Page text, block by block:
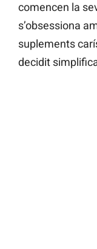
comencen la
s’obsessiona
suplements
decidit